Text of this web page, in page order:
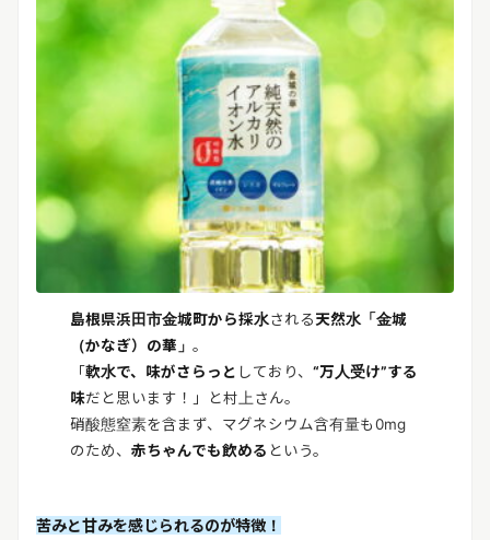
島根県浜田市金城町から採水される天然水「金城
（かなぎ）の華」 。
「軟水で、味がさらっと しており、 “万人受け”する
味だと思います！」と村上さん。
硝酸態窒素を含まず、マグネシウム含有量も0mg
のため、 赤ちゃんでも飲める という。
苦みと甘みを感じられるのが特徴！